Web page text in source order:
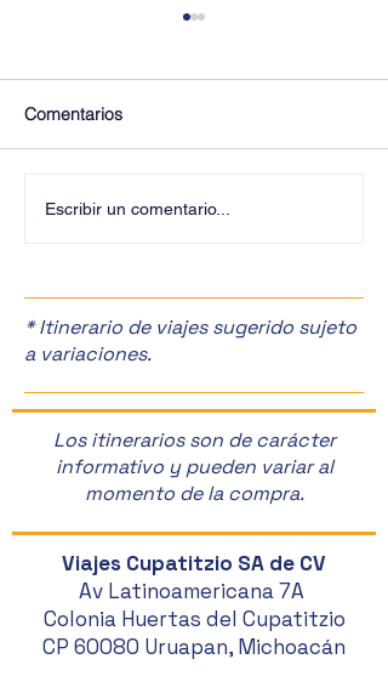
Comentarios
Escribir un comentario...
* Itinerario de viajes sugerido sujeto
a variaciones.
Los itinerarios son de carácter
informativo y pueden variar al
momento de la compra.
Viajes Cupatitzio SA de CV
Av Latinoamericana 7A
Colonia Huertas del Cupatitzio
CP 60080 Uruapan, Michoacán